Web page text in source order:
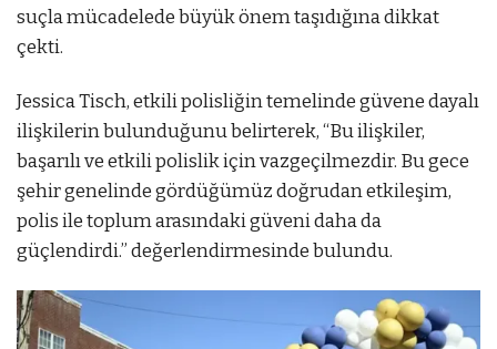
suçla mücadelede büyük önem taşıdığına dikkat
çekti.
Jessica Tisch, etkili polisliğin temelinde güvene dayalı
ilişkilerin bulunduğunu belirterek, “Bu ilişkiler,
başarılı ve etkili polislik için vazgeçilmezdir. Bu gece
şehir genelinde gördüğümüz doğrudan etkileşim,
polis ile toplum arasındaki güveni daha da
güçlendirdi.” değerlendirmesinde bulundu.